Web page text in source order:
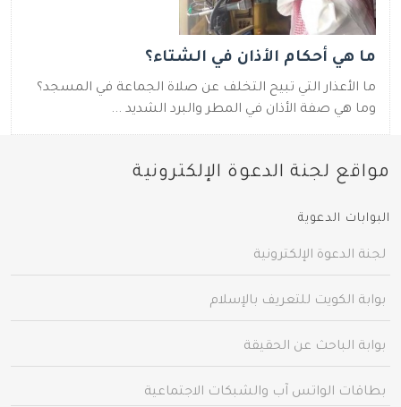
ما هي أحكام الأذان في الشتاء؟
ما الأعذار التي تبيح التخلف عن صلاة الجماعة في المسجد؟
وما هي صفة الأذان في المطر والبرد الشديد ...
مواقع لجنة الدعوة الإلكترونية
البوابات الدعوية
لجنة الدعوة الإلكترونية
بوابة الكويت للتعريف بالإسلام
بوابة الباحث عن الحقيقة
بطاقات الواتس آب والشبكات الاجتماعية